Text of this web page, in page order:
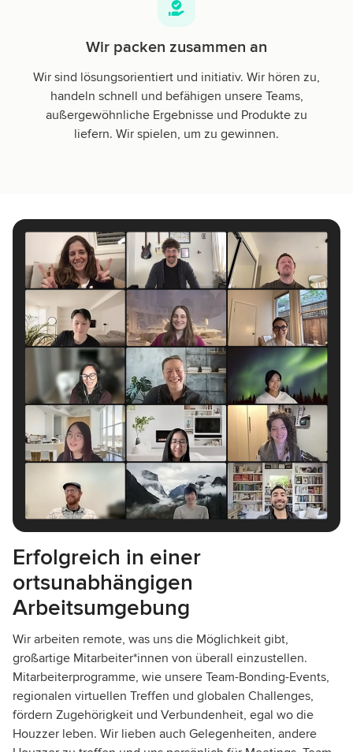
Wir packen zusammen an
Wir sind lösungsorientiert und initiativ. Wir hören zu,
handeln schnell und befähigen unsere Teams,
außergewöhnliche Ergebnisse und Produkte zu
liefern. Wir spielen, um zu gewinnen.
Erfolgreich in einer
ortsunabhängigen
Arbeitsumgebung
Wir arbeiten remote, was uns die Möglichkeit gibt,
großartige Mitarbeiter*innen von überall einzustellen.
Mitarbeiterprogramme, wie unsere Team-Bonding-Events,
regionalen virtuellen Treffen und globalen Challenges,
fördern Zugehörigkeit und Verbundenheit, egal wo die
Houzzer leben. Wir lieben auch Gelegenheiten, andere